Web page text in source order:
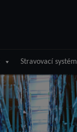
Stravovací systém